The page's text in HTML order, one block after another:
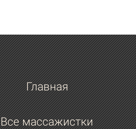
Главная
Все массажистки